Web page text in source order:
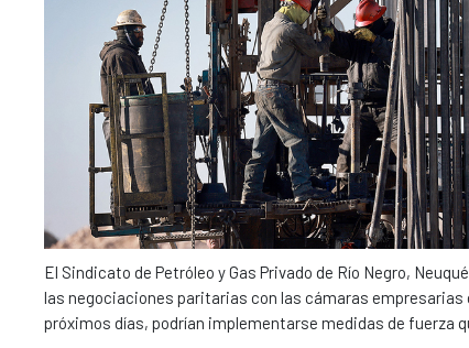
El Sindicato de Petróleo y Gas Privado de Río Negro,
las negociaciones paritarias con las cámaras
próximos días, podrían implementarse medidas de fuerza